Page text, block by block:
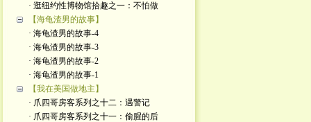
· 逛纽约性博物馆拾趣之一：不怕做
【海龟渣男的故事】
· 海龟渣男的故事-4
· 海龟渣男的故事-3
· 海龟渣男的故事-2
· 海龟渣男的故事-1
【我在美国做地主】
· 爪四哥房客系列之十二：遇警记
· 爪四哥房客系列之十一：偷腥的后